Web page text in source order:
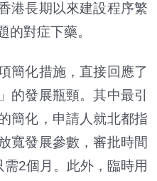
港長期以來建設程序繁
的對症下藥。
簡化措施，直接回應了
的發展瓶頸。其中最引
簡化，申請人就北都指
寬發展參數，審批時間
2個月。此外，臨時用